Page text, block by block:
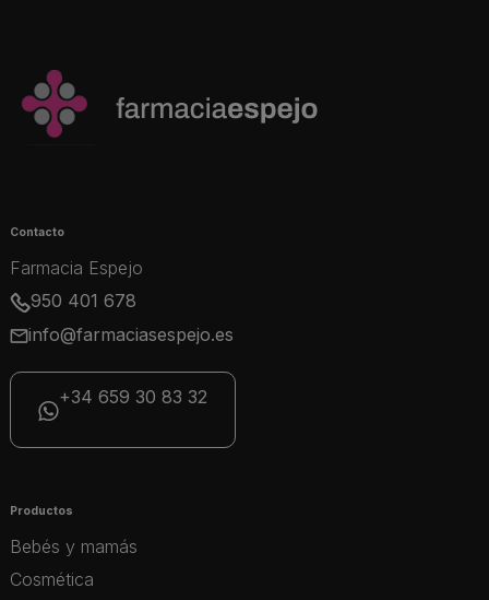
Contacto
Farmacia Espejo
950 401 678
info@farmaciasespejo.es
+34 659 30 83 32
Productos
Bebés y mamás
Cosmética